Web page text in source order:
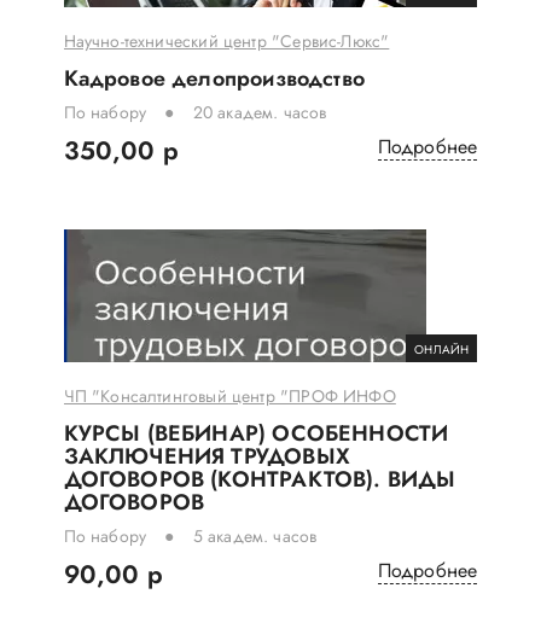
Научно-технический центр "Сервис-Люкс"
Кадровое делопроизводство
По набору 20 академ. часов
350,00 р Подробнее
ОНЛАЙН
ЧП "Консалтинговый центр "ПРОФ ИНФО
КУРСЫ (ВЕБИНАР) ОСОБЕННОСТИ
ЗАКЛЮЧЕНИЯ ТРУДОВЫХ
ДОГОВОРОВ (КОНТРАКТОВ). ВИДЫ
ДОГОВОРОВ
По набору 5 академ. часов
90,00 р Подробнее